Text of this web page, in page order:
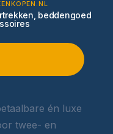
beddengoed
én luxe
twee- en